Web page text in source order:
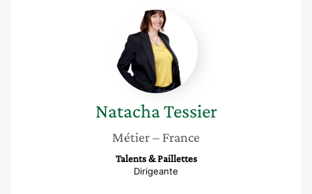
Natacha
Tessier
NatachaTessier
Métier– France
Talents & Paillettes
Dirigeante